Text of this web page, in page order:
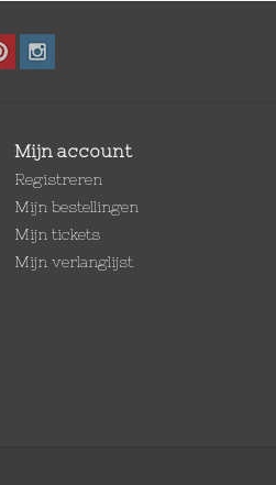
Mijn account
Registreren
Mijn bestellingen
Mijn tickets
Mijn verlanglijst